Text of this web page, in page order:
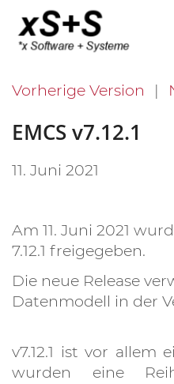
Vorherige Version
EMCS v7.12.1
11. Juni 2021
Am 11. Juni 2021
7.12.1 freigegeben.
Die neue Release
Datenmodell in der
v7.12.1 ist vor allem
wurden eine